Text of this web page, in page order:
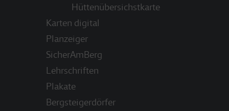
Hüttenübersichstkarte
Karten digital
Planzeiger
SicherAmBerg
Lehrschriften
Plakate
Bergsteigerdörfer